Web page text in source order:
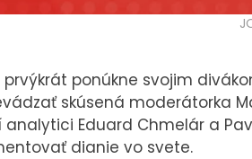
prvýkrát ponúkne svojim
skúsená moderátorka
Eduard Chmelár a
dianie vo svete.